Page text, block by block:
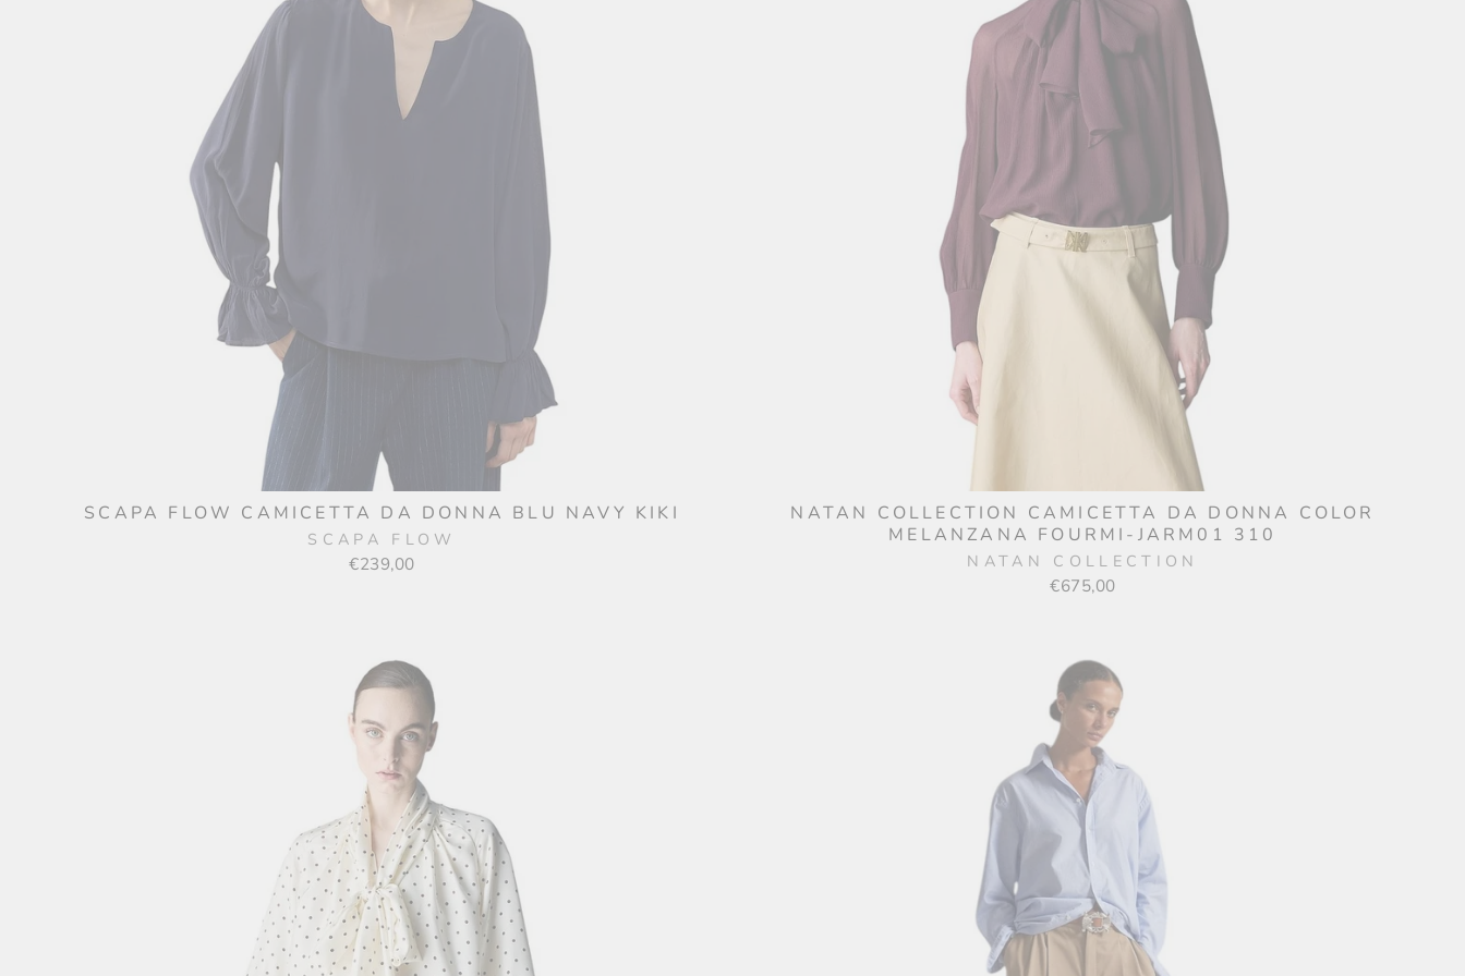
SCAPA FLOW CAMICETTA DA DONNA BLU NAVY KIKI
SCAPA FLOW
€239,00
NATAN COLLECTION CAMICETTA DA DONNA COLOR
MELANZANA FOURMI-JARM01 310
NATAN COLLECTION
€675,00